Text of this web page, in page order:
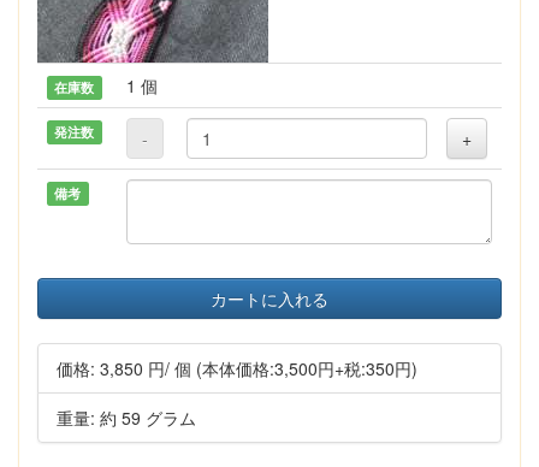
在庫数 1 個
発注数 - +
備考
カートに入れる
価格: 3,850 円/ 個 (本体価格:3,500円+税:350円)
重量: 約 59 グラム